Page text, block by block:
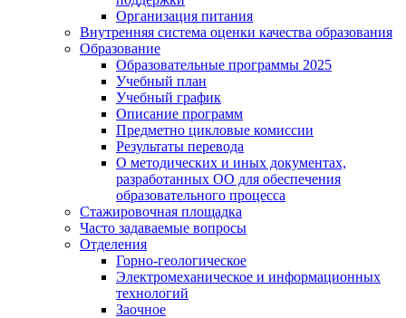
Организация питания
Внутренняя система оценки качества образования
Образование
Образовательные программы 2025
Учебный план
Учебный график
Описание программ
Предметно цикловые комиссии
Результаты перевода
О методических и иных документах,
разработанных ОО для обеспечения
образовательного процесса
Стажировочная площадка
Часто задаваемые вопросы
Отделения
Горно-геологическое
Электромеханическое и информационных
технологий
Заочное